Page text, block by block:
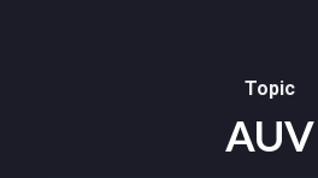
Topic
AUV